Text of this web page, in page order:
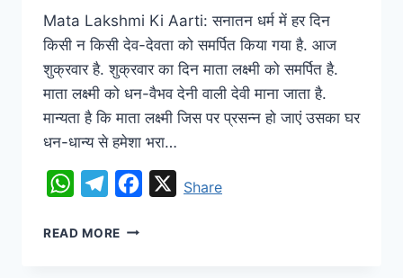
Mata Lakshmi Ki Aarti: सनातन धर्म में हर दिन
किसी न किसी देव-देवता को समर्पित किया गया है. आज
शुक्रवार है. शुक्रवार का दिन माता लक्ष्मी को समर्पित है.
माता लक्ष्मी को धन-वैभव देनी वाली देवी माना जाता है.
मान्यता है कि माता लक्ष्मी जिस पर प्रसन्न हो जाएं उसका घर
धन-धान्य से हमेशा भरा…
WhatsAppTelegramFacebook
XShare
READ MORE